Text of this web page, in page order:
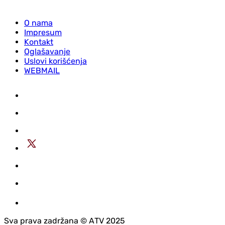
O nama
Impresum
Kontakt
Oglašavanje
Uslovi korišćenja
WEBMAIL
Sva prava zadržana © АTV 2025